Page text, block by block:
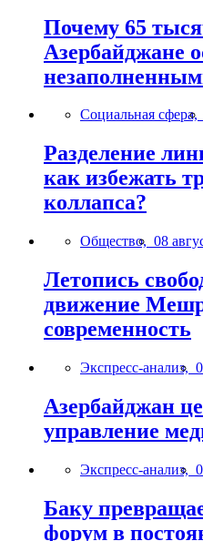
Почему 65
Азербайджане
Социальная сфера,
Разделение
как избежать
коллапса?
Общество, 08
Летопись
движение
современность
Экспресс-анализ,
Азербайджан
управление
Экспресс-анализ,
Баку
форум в